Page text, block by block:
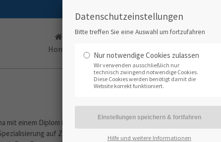
Home
mit einem Diplom in Sicherheit
auf Zivilrecht an der Universität Pristina
Datenschutzeinstellungen
Bitte treffen Sie eine Auswahl um fortzufahren
Nur notwendige Cookies zulassen
Wir verwenden ausschließlich nur
technisch zwingend notwendige Cookies.
Diese Cookies werden benötigt damit die
Website korrekt funktioniert.
Hilfe und weitere Informationen